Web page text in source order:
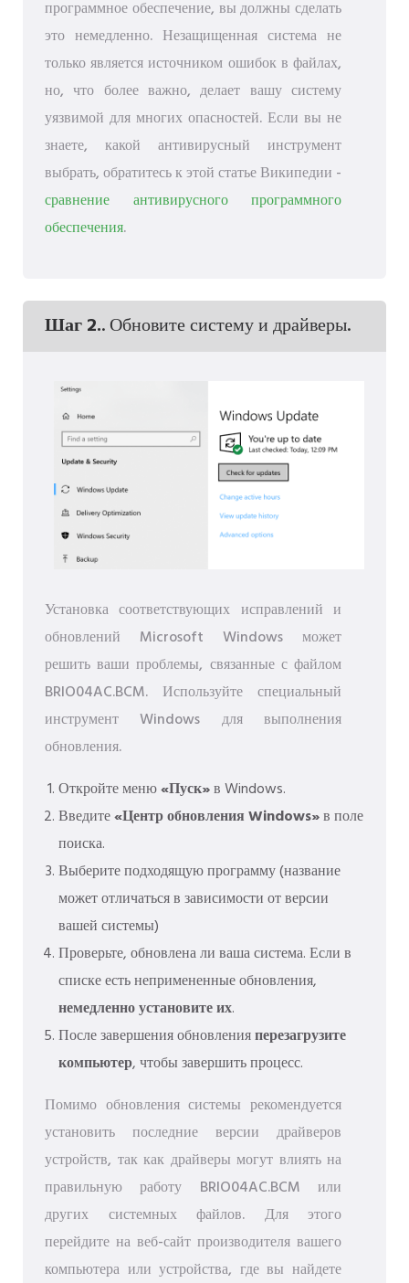
программное обеспечение, вы должны сделать
это немедленно. Незащищенная система не
только является источником ошибок в файлах,
но, что более важно, делает вашу систему
уязвимой для многих опасностей. Если вы не
знаете, какой антивирусный инструмент
выбрать, обратитесь к этой статье Википедии -
сравнение антивирусного программного
обеспечения.
Шаг 2.. Обновите систему и драйверы.
Установка соответствующих исправлений и
обновлений Microsoft Windows может
решить ваши проблемы, связанные с файлом
BRIO04AC.BCM. Используйте специальный
инструмент Windows для выполнения
обновления.
Откройте меню«Пуск»в Windows.
Введите«Центр обновления Windows»в поле
поиска.
Выберите подходящую программу (название
может отличаться в зависимости от версии
вашей системы)
Проверьте, обновлена ​​ли ваша система. Если в
списке есть непримененные обновления,
немедленно установите их.
После завершения обновленияперезагрузите
компьютер, чтобы завершить процесс.
Помимо обновления системы рекомендуется
установить последние версии драйверов
устройств, так как драйверы могут влиять на
правильную работу BRIO04AC.BCM или
других системных файлов. Для этого
перейдите на веб-сайт производителя вашего
компьютера или устройства, где вы найдете